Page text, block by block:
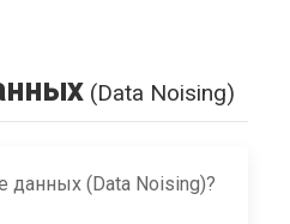
(Data Noising)
данных (Data Noising)?